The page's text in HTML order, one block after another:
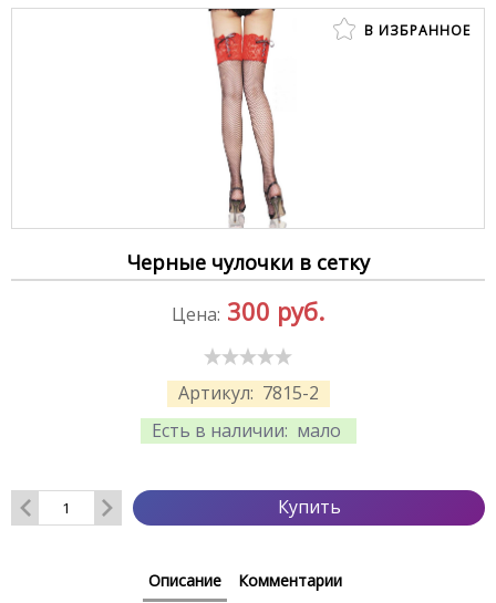
В ИЗБРАННОЕ
Черные чулочки в сетку
Артикул: 7815-2
Есть в наличии: мало
Цена: 300 руб.
Купить
Описание Комментарии